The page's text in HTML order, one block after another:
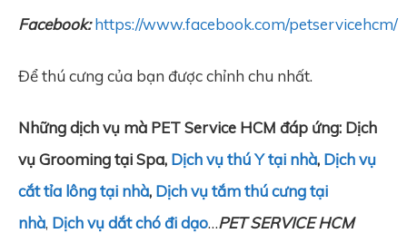
Facebook: https://www.facebook.com/petservicehcm/
Để thú cưng của bạn được chỉnh chu nhất.
Những dịch vụ mà PET Service HCM đáp ứng: Dịch
vụ Grooming tại Spa, Dịch vụ thú Y tại nhà, Dịch vụ
cắt tỉa lông tại nhà, Dịch vụ tắm thú cưng tại
nhà, Dịch vụ dắt chó đi dạo…PET SERVICE HCM